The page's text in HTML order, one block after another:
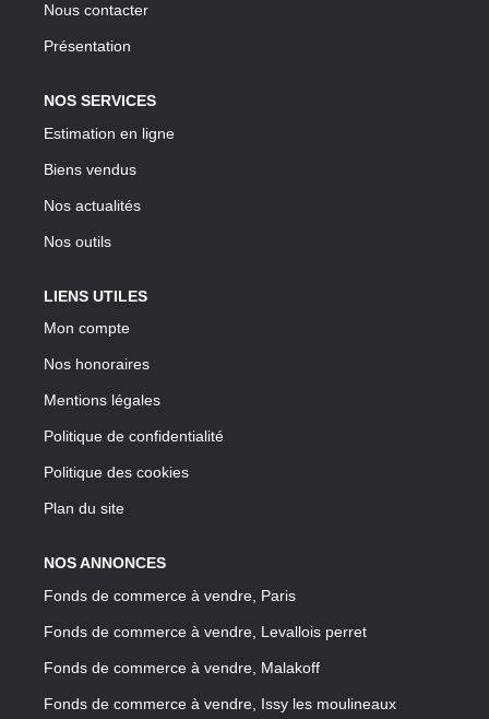
Nous contacter
Présentation
NOS SERVICES
Estimation en ligne
Biens vendus
Nos actualités
Nos outils
LIENS UTILES
Mon compte
Nos honoraires
Mentions légales
Politique de confidentialité
Politique des cookies
Plan du site
NOS ANNONCES
Fonds de commerce à vendre, Paris
Fonds de commerce à vendre, Levallois perret
Fonds de commerce à vendre, Malakoff
Fonds de commerce à vendre, Issy les moulineaux